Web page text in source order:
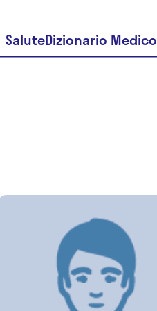
SaluteDizionario Medico